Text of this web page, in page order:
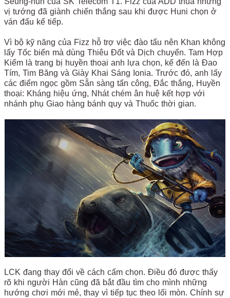
vị tướng đã giành chiến thắng sau khi được Huni chọn ở
ván đấu kế tiếp.
Vì bộ kỹ năng của Fizz hỗ trợ việc đào tẩu nên Khan không
lấy Tốc biến mà dùng Thiêu Đốt và Dịch chuyển. Tam Hợp
Kiếm là trang bị huyền thoại anh lựa chọn, kế đến là Đao
Tím, Tim Băng và Giày Khai Sáng Ionia. Trước đó, anh lấy
các điểm ngọc gồm Sẵn sàng tấn công, Đắc thắng, Huyền
thoại: Kháng hiệu ứng, Nhát chém ân huệ kết hợp với
nhánh phụ Giao hàng bánh quy và Thuốc thời gian.
LCK đang thay đổi về cách cấm chọn. Điều đó được thấy
rõ khi người Hàn cũng đã bắt đầu tìm cho mình những
hướng chơi mới mẻ, thay vì tiếp tục theo lối mòn. Chính sự